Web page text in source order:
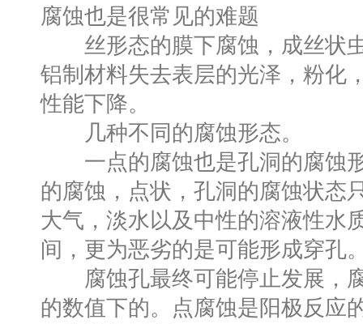
腐蚀也是很常见的难题
丝形态的膜下腐蚀，成丝状
铝制材料失去表层的光泽，粉化
性能下降。
几种不同的腐蚀形态。
一点的腐蚀也是孔洞的腐蚀
的腐蚀，点状，孔洞的腐蚀状态
大气，淡水以及中性的溶液性水
间，更为恶劣的是可能形成穿孔
腐蚀孔最终可能停止发展，
的数值下的。点腐蚀是阳极反应